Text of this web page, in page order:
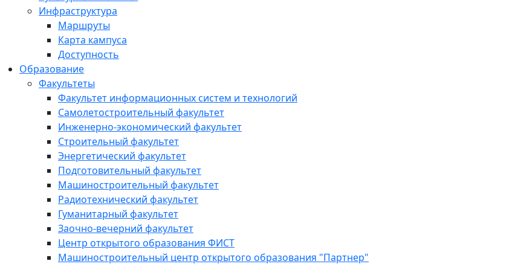
Инфраструктура
Маршруты
Карта кампуса
Доступность
Образование
Факультеты
Факультет информационных систем и технологий
Самолетостроительный факультет
Инженерно-экономический факультет
Строительный факультет
Энергетический факультет
Подготовительный факультет
Машиностроительный факультет
Радиотехнический факультет
Гуманитарный факультет
Заочно-вечерний факультет
Центр открытого образования ФИСТ
Машиностроительный центр открытого образования "Партнер"